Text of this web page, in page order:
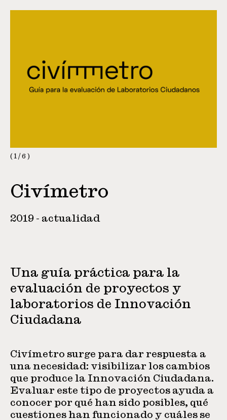
1 / 6
Civímetro
2019 - actualidad
Una guía práctica para la
evaluación de proyectos y
laboratorios de Innovación
Ciudadana
Civímetro surge para dar respuesta a
una necesidad: visibilizar los cambios
que produce la Innovación Ciudadana.
Evaluar este tipo de proyectos ayuda a
conocer por qué han sido posibles, qué
cuestiones han funcionado y cuáles se